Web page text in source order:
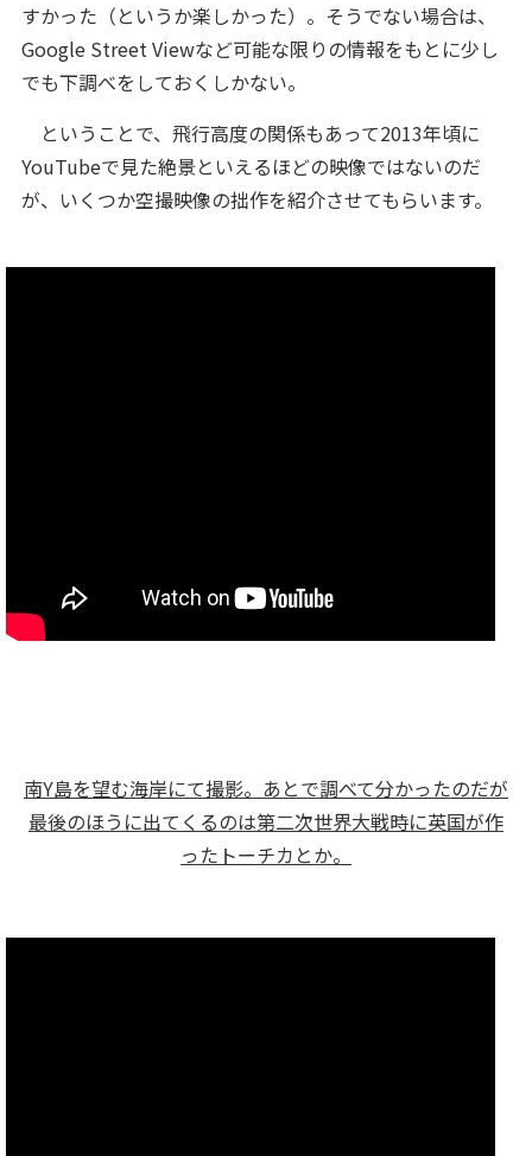
すかった（というか楽しかった）。そうでない場合は、
Google Street Viewなど可能な限りの情報をもとに少し
でも下調べをしておくしかない。
ということで、飛行高度の関係もあって2013年頃に
YouTubeで見た絶景といえるほどの映像ではないのだ
が、いくつか空撮映像の拙作を紹介させてもらいます。
南Y島を望む海岸にて撮影。あとで調べて分かったのだが
最後のほうに出てくるのは第二次世界大戦時に英国が作
ったトーチカとか。